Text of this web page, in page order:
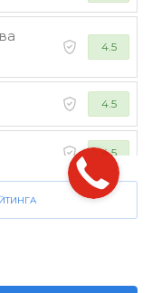
4.5
4.5
4.5